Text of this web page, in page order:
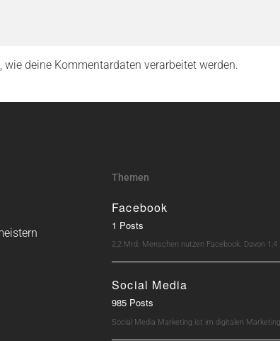
wie deine Kommentardaten verarbeitet werden.
Themen
Facebook
1 Posts
2,2 Mrd. Menschen nutzen Facebook. Davon
Social Media
985 Posts
Social Media Marketing ist im digitalen